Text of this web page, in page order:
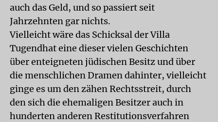
auch das Geld, und so passiert seit
Jahrzehnten gar nichts.
Vielleicht wäre das Schicksal der Villa
Tugendhat eine dieser vielen Geschichten
über enteigneten jüdischen Besitz und über
die menschlichen Dramen dahinter, vielleicht
ginge es um den zähen Rechtsstreit, durch
den sich die ehemaligen Besitzer auch in
hunderten anderen Restitutionsverfahren